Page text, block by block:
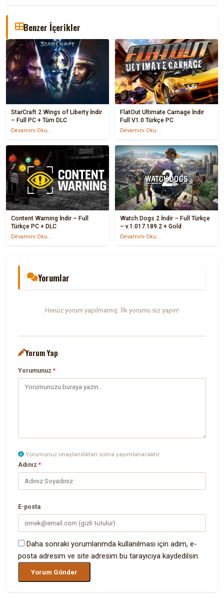
Benzer İçerikler
StarCraft 2 Wings of Liberty İndir
– Full PC + Tüm DLC
Devamını Oku...
FlatOut Ultimate Carnage İndir
Full V1.0 Türkçe PC
Devamını Oku...
Content Warning İndir – Full
Türkçe PC + DLC
Devamını Oku...
Watch Dogs 2 İndir – Full Türkçe
– v.1.017.189.2 + Gold
Devamını Oku...
Yorumlar
Henüz yorum yapılmamış. İlk yorumu siz yapın!
Yorum Yap
Yorumunuz*
Yorumunuz onaylandıktan sonra yayımlanacaktır.
Adınız*
E-posta
Daha sonraki yorumlarımda kullanılması için adım, e-
posta adresim ve site adresim bu tarayıcıya kaydedilsin.